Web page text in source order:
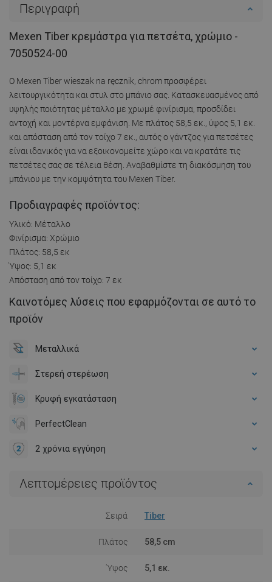
Περιγραφή
Mexen Tiber κρεμάστρα για πετσέτα, χρώμιο -
7050524-00
Ο Mexen Tiber wieszak na ręcznik, chrom προσφέρει
λειτουργικότητα και στυλ στο μπάνιο σας. Κατασκευασμένος από
υψηλής ποιότητας μέταλλο με χρωμέ φινίρισμα, προσδίδει
αντοχή και μοντέρνα εμφάνιση. Με πλάτος 58,5 εκ., ύψος 5,1 εκ.
και απόσταση από τον τοίχο 7 εκ., αυτός ο γάντζος για πετσέτες
είναι ιδανικός για να εξοικονομείτε χώρο και να κρατάτε τις
πετσέτες σας σε τέλεια θέση. Αναβαθμίστε τη διακόσμηση του
μπάνιου με την κομψότητα του Mexen Tiber.
Προδιαγραφές προϊόντος:
Υλικό: Μέταλλο
Φινίρισμα: Χρώμιο
Πλάτος: 58,5 εκ
Ύψος: 5,1 εκ
Απόσταση από τον τοίχο: 7 εκ
Καινοτόμες λύσεις που εφαρμόζονται σε αυτό το
προϊόν
Μεταλλικά
Στερεή στερέωση
Κρυφή εγκατάσταση
PerfectClean
2 χρόνια εγγύηση
Λεπτομέρειες προϊόντος
Σειρά Tiber
Πλάτος 58,5 cm
Ύψος 5,1 εκ.